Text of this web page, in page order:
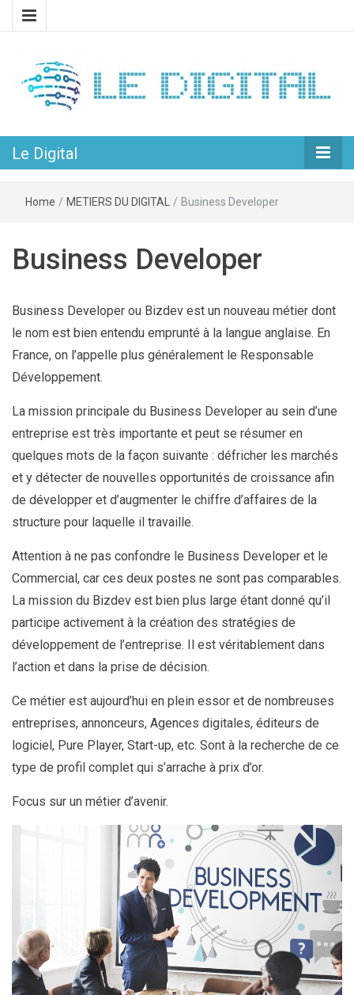
Le Digital
Le Digital
Home / METIERS DU DIGITAL / Business Developer
Business Developer
Business Developer ou Bizdev est un nouveau métier dont
le nom est bien entendu emprunté à la langue anglaise. En
France, on l’appelle plus généralement le Responsable
Développement.
La mission principale du Business Developer au sein d’une
entreprise est très importante et peut se résumer en
quelques mots de la façon suivante : défricher les marchés
et y détecter de nouvelles opportunités de croissance afin
de développer et d’augmenter le chiffre d’affaires de la
structure pour laquelle il travaille.
Attention à ne pas confondre le Business Developer et le
Commercial, car ces deux postes ne sont pas comparables.
La mission du Bizdev est bien plus large étant donné qu’il
participe activement à la création des stratégies de
développement de l’entreprise. Il est véritablement dans
l’action et dans la prise de décision.
Ce métier est aujourd’hui en plein essor et de nombreuses
entreprises, annonceurs, Agences digitales, éditeurs de
logiciel, Pure Player, Start-up, etc. Sont à la recherche de ce
type de profil complet qui s’arrache à prix d’or.
Focus sur un métier d’avenir.